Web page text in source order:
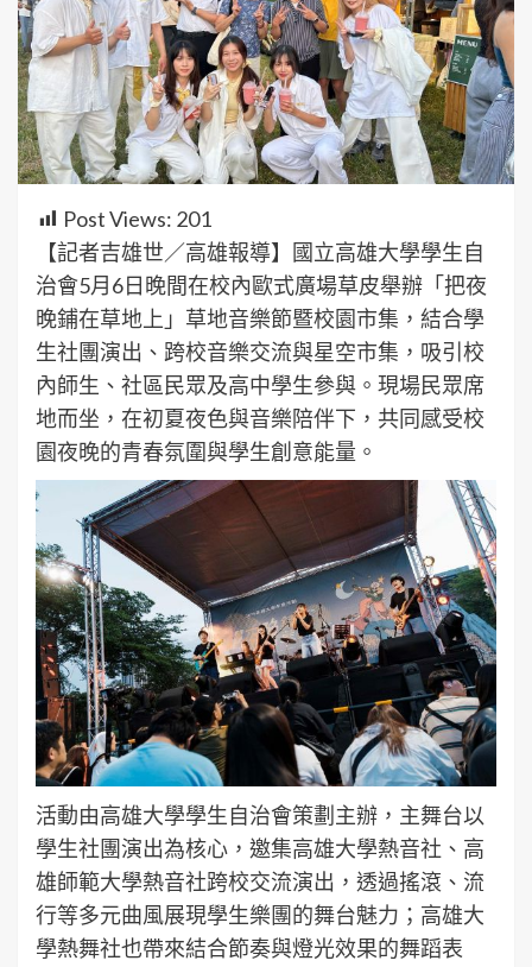
Post Views: 201
【記者吉雄世／高雄報導】國立高雄大學學生自
治會5月6日晚間在校內歐式廣場草皮舉辦「把夜
晚鋪在草地上」草地音樂節暨校園市集，結合學
生社團演出、跨校音樂交流與星空市集，吸引校
內師生、社區民眾及高中學生參與。現場民眾席
地而坐，在初夏夜色與音樂陪伴下，共同感受校
園夜晚的青春氛圍與學生創意能量。
活動由高雄大學學生自治會策劃主辦，主舞台以
學生社團演出為核心，邀集高雄大學熱音社、高
雄師範大學熱音社跨校交流演出，透過搖滾、流
行等多元曲風展現學生樂團的舞台魅力；高雄大
學熱舞社也帶來結合節奏與燈光效果的舞蹈表